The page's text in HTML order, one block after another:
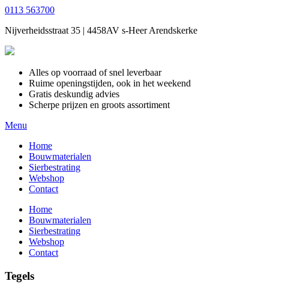
0113 563700
Nijverheidsstraat 35 | 4458AV s-Heer Arendskerke
Alles op voorraad of snel leverbaar
Ruime openingstijden, ook in het weekend
Gratis deskundig advies
Scherpe prijzen en groots assortiment
Menu
Home
Bouwmaterialen
Sierbestrating
Webshop
Contact
Home
Bouwmaterialen
Sierbestrating
Webshop
Contact
Tegels